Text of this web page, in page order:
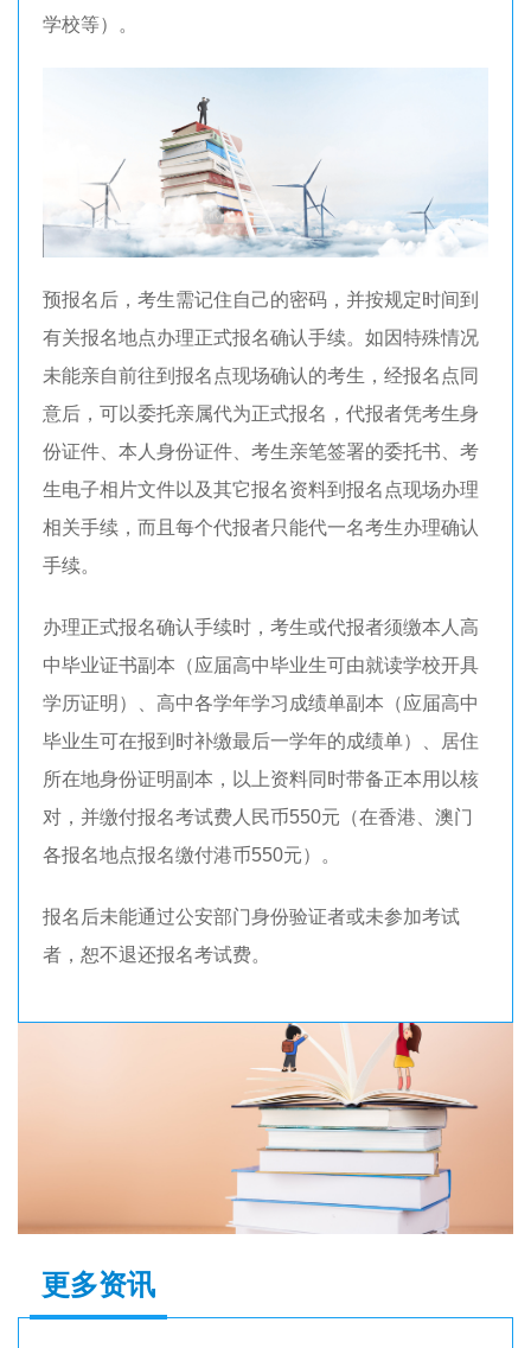
学校等）。
预报名后，考生需记住自己的密码，并按规定时间到
有关报名地点办理正式报名确认手续。如因特殊情况
未能亲自前往到报名点现场确认的考生，经报名点同
意后，可以委托亲属代为正式报名，代报者凭考生身
份证件、本人身份证件、考生亲笔签署的委托书、考
生电子相片文件以及其它报名资料到报名点现场办理
相关手续，而且每个代报者只能代一名考生办理确认
手续。
办理正式报名确认手续时，考生或代报者须缴本人高
中毕业证书副本（应届高中毕业生可由就读学校开具
学历证明）、高中各学年学习成绩单副本（应届高中
毕业生可在报到时补缴最后一学年的成绩单）、居住
所在地身份证明副本，以上资料同时带备正本用以核
对，并缴付报名考试费人民币550元（在香港、澳门
各报名地点报名缴付港币550元）。
报名后未能通过公安部门身份验证者或未参加考试
者，恕不退还报名考试费。
更多资讯